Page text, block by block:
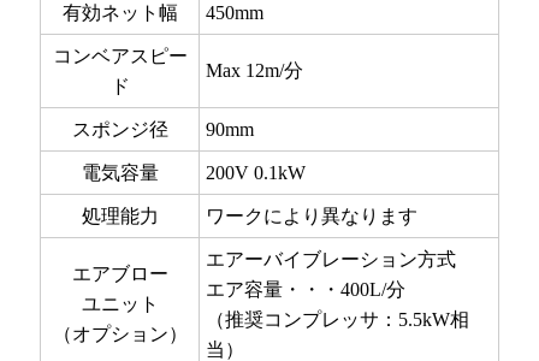
有効ネット幅 450mm
コンベアスピー
ド
Max 12m/分
スポンジ径 90mm
電気容量 200V 0.1kW
処理能力 ワークにより異なります
エアブロー
ユニット
（オプション）
エアーバイブレーション方式
エア容量・・・400L/分
（推奨コンプレッサ：5.5kW相
当）